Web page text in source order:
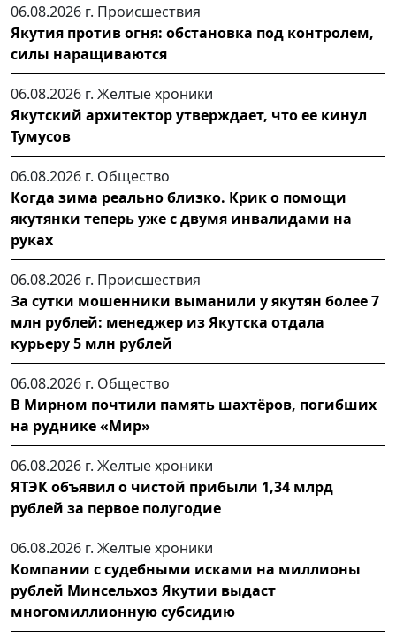
06.08.2026 г. Происшествия
Якутия против огня: обстановка под контролем,
силы наращиваются
06.08.2026 г. Желтые хроники
Якутский архитектор утверждает, что ее кинул
Тумусов
06.08.2026 г. Общество
Когда зима реально близко. Крик о помощи
якутянки теперь уже с двумя инвалидами на
руках
06.08.2026 г. Происшествия
За сутки мошенники выманили у якутян более 7
млн рублей: менеджер из Якутска отдала
курьеру 5 млн рублей
06.08.2026 г. Общество
В Мирном почтили память шахтёров, погибших
на руднике «Мир»
06.08.2026 г. Желтые хроники
ЯТЭК объявил о чистой прибыли 1,34 млрд
рублей за первое полугодие
06.08.2026 г. Желтые хроники
Компании с судебными исками на миллионы
рублей Минсельхоз Якутии выдаст
многомиллионную субсидию